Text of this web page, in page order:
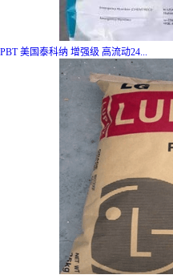
PBT 美国泰科纳 增强级 高流动24...